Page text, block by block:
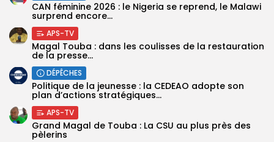
‎CAN féminine 2026 : le Nigeria se reprend, le Malawi
surprend encore...
APS-TV
Magal Touba : dans les coulisses de la restauration
de la presse...
DÉPÊCHES
Politique de la jeunesse : la CEDEAO adopte son
plan d’actions stratégiques...
APS-TV
Grand Magal de Touba : La CSU au plus près des
pèlerins